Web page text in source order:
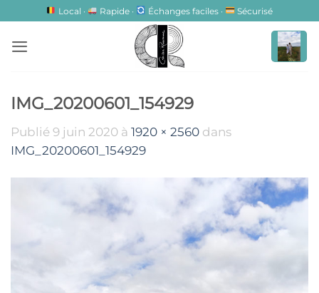
contenu
Local · Rapide · Échanges faciles · Sécurisé
IMG_20200601_154929
Publié 9 juin 2020 à 1920 × 2560 dans
IMG_20200601_154929